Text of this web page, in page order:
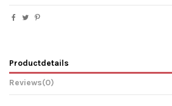
Productdetails
Reviews(0)